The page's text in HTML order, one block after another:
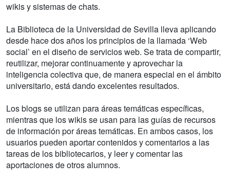
wikis y sistemas de chats.
La Biblioteca de la Universidad de Sevilla lleva aplicando
desde hace dos años los principios de la llamada ‘Web
social’ en el diseño de servicios web. Se trata de compartir,
reutilizar, mejorar continuamente y aprovechar la
inteligencia colectiva que, de manera especial en el ámbito
universitario, está dando excelentes resultados.
Los blogs se utilizan para áreas temáticas específicas,
mientras que los wikis se usan para las guías de recursos
de información por áreas temáticas. En ambos casos, los
usuarios pueden aportar contenidos y comentarios a las
tareas de los bibliotecarios, y leer y comentar las
aportaciones de otros alumnos.